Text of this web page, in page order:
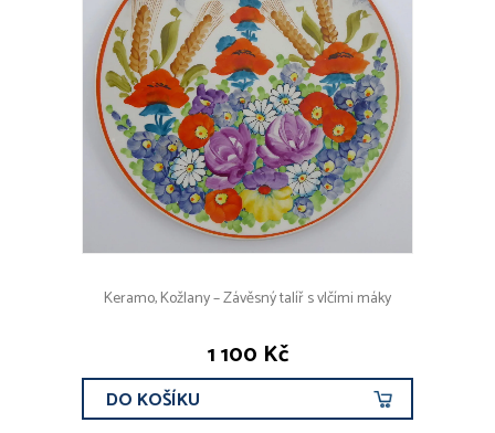
Keramo, Kožlany – Závěsný talíř s vlčími máky
1 100 Kč
DO KOŠÍKU